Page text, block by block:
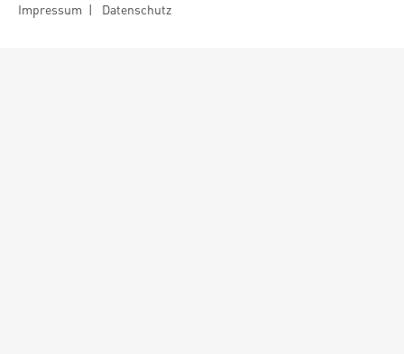
Impressum | Datenschutz